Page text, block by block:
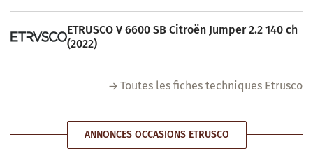
ETRUSCO V 6600 SB Citroën Jumper 2.2 140 ch
(2022)
Toutes les fiches techniques Etrusco
ANNONCES OCCASIONS ETRUSCO